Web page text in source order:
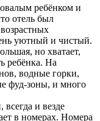
ребёнком и
отель был
уютный и чистый.
но хватает,
ребёнка. На
водные горки,
фуд-зоны, и много
и везде
в номерах. Номера